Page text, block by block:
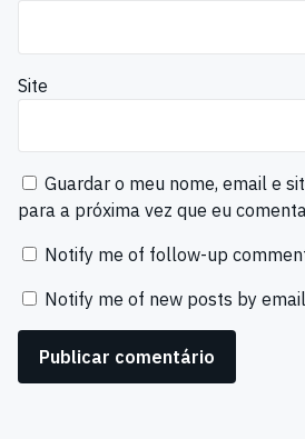
Site
Guardar o meu nome, email e
para a próxima vez que eu
Notify me of follow-up
Notify me of new posts by